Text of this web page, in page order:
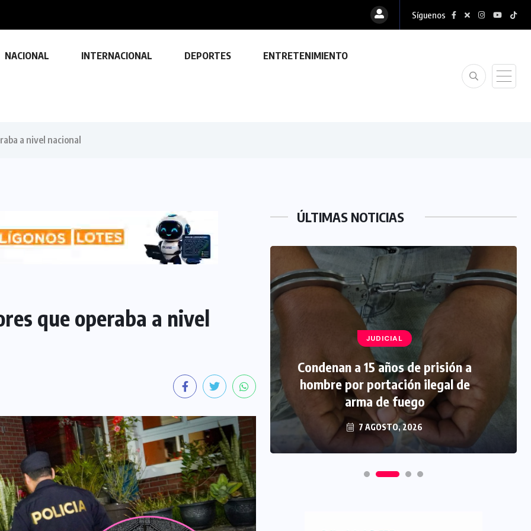
Síguenos
NACIONAL INTERNACIONAL DEPORTES ENTRETENIMIENTO
a nivel nacional
que operaba a nivel
ÚLTIMAS NOTICIAS
23 FEBRERO, 2024
JUDICIAL
Condenan a 15 años de prisión a
hombre por portación ilegal de
arma de fuego
7 AGOSTO, 2026